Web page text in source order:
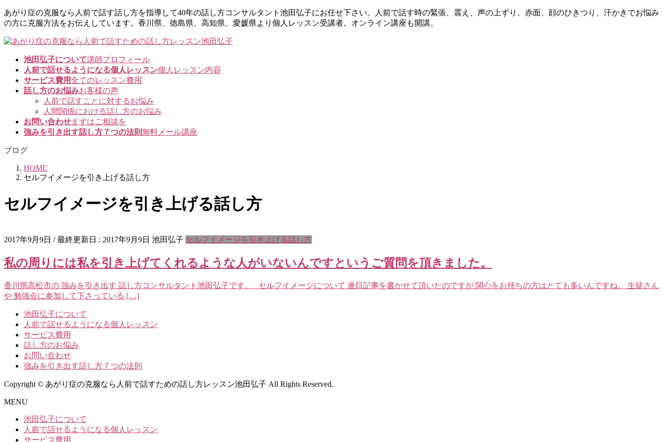
コ
ン
ン
ナ
ビ
ー
あがり症の克服なら人前で話す話し方を指導して40年の話し方コンサルタント池田弘子にお任せ下さい。人前で話す時の緊張、震え、声の上ずり、赤面、顔のひきつり、汗かきでお悩み
の方に克服方法をお伝えしています。香川県、徳島県、高知県、愛媛県より個人レッスン受講者。オンライン講座も開講。
池田弘子について講師プロフィール
人前で話せるようになる個人レッスン個人レッスン内容
サービス費用全てのレッスン費用
話し方のお悩みお客様の声
人前で話すことに対するお悩み
人間関係における話し方のお悩み
お問い合わせまずはご相談を
強みを引き出す話し方７つの法則無料メール講座
ブログ
HOME
セルフイメージを引き上げる話し方
セルフイメージを引き上げる話し方
2017年9月9日 / 最終更新日 : 2017年9月9日 池田弘子 セルフイメージを引き上げる話し方
私の周りには私を引き上げてくれるような人がいないんですというご質問を頂きました。
香川県高松市の 強みを引き出す 話し方コンサルタント池田弘子です。 セルフイメージについて 連日記事を書かせて頂いたのですが 関心をお持ちの方はとても多いんですね。 生徒さん
や 勉強会に参加して下さっている […]
池田弘子について
人前で話せるようになる個人レッスン
サービス費用
話し方のお悩み
お問い合わせ
強みを引き出す話し方７つの法則
Copyright © あがり症の克服なら人前で話すための話し方レッスン池田弘子 All Rights Reserved.
MENU
池田弘子について
人前で話せるようになる個人レッスン
サービス費用